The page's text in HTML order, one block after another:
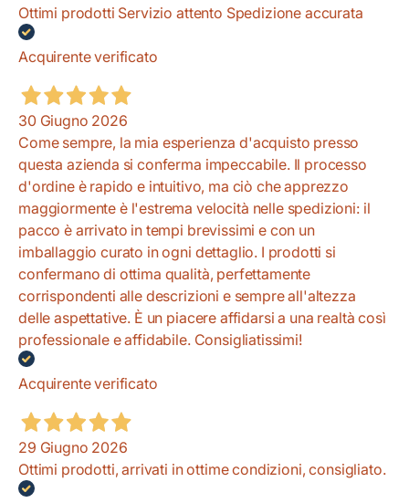
Ottimi prodotti Servizio attento Spedizione accurata
Acquirente verificato
30 Giugno 2026
Come sempre, la mia esperienza d'acquisto presso
questa azienda si conferma impeccabile. Il processo
d'ordine è rapido e intuitivo, ma ciò che apprezzo
maggiormente è l'estrema velocità nelle spedizioni: il
pacco è arrivato in tempi brevissimi e con un
imballaggio curato in ogni dettaglio. I prodotti si
confermano di ottima qualità, perfettamente
corrispondenti alle descrizioni e sempre all'altezza
delle aspettative. È un piacere affidarsi a una realtà così
professionale e affidabile. Consigliatissimi!
Acquirente verificato
29 Giugno 2026
Ottimi prodotti, arrivati in ottime condizioni, consigliato.